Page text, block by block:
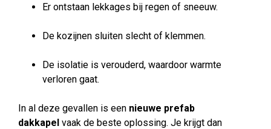
Er ontstaan lekkages bij regen of sneeuw.
De kozijnen sluiten slecht of klemmen.
De isolatie is verouderd, waardoor warmte
verloren gaat.
In al deze gevallen is een nieuwe prefab
dakkapel vaak de beste oplossing. Je krijgt dan